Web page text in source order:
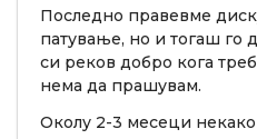
Последно правевме
патување, но и тогаш го
си реков добро кога
нема да прашувам.
Околу 2-3 месеци